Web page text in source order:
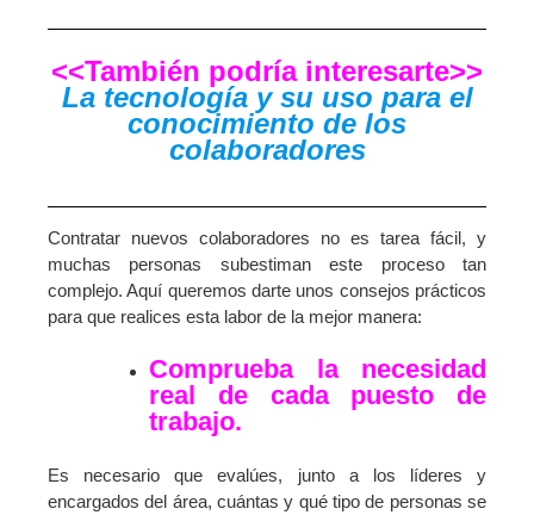
<<También podría interesarte>>
La tecnología y su uso para el
conocimiento de los
colaboradores
Contratar nuevos colaboradores no es tarea fácil, y
muchas personas subestiman este proceso tan
complejo. Aquí queremos darte unos consejos prácticos
para que realices esta labor de la mejor manera:
Comprueba la necesidad
real de cada puesto de
trabajo.
Es necesario que evalúes, junto a los líderes y
encargados del área, cuántas y qué tipo de personas se